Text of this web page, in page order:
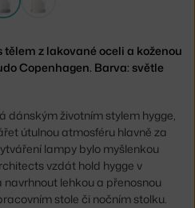
tělem z lakované oceli a koženou
Copenhagen. Barva: světle
dánským životním stylem hygge,
útulnou atmosféru hlavně za
lampy bylo myšlenkou
vzdát hold hygge v
lehkou a přenosnou
stole či nočním stolku.